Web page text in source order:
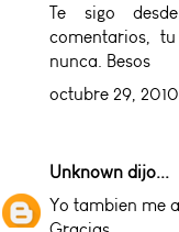
Te sigo
comentarios,
nunca. Besos
octubre 29,
Unknown dijo...
Yo tambien me